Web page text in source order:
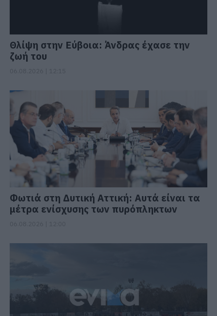
Θλίψη στην Εύβοια: Άνδρας έχασε την
ζωή του
Φωτιά στη Δυτική Αττική: Αυτά είναι τα
μέτρα ενίσχυσης των πυρόπληκτων